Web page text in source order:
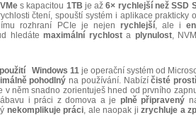
s kapacitou 1TB je až6× rychlejší než SSD
čtení, spouští systém i aplikace prakticky
rozhraní PCIe je nejen rychlejší, ale i
hledáte maximální rychlosta plynulost,
Windows 11 je operační systém od
pohodlný na používání. Nabízíčisté
v něm snadno zorientuješ hned od prvního
i práci z domova a je plně připravený
nekomplikuje práci, ale naopak jizrychluje a